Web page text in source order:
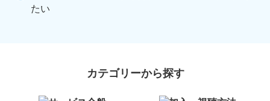
たい
カテゴリーから探す